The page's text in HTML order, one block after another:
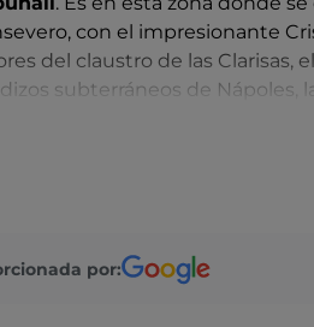
con el impresionante
del claustro de las Clarisas,
subterráneos de Nápoles,
por: